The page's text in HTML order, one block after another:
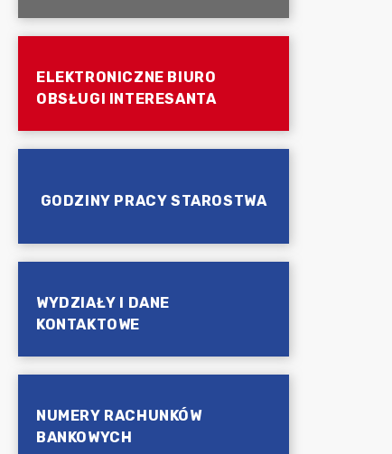
ELEKTRONICZNE BIURO
OBSŁUGI INTERESANTA
GODZINY PRACY STAROSTWA
WYDZIAŁY I DANE
KONTAKTOWE
NUMERY RACHUNKÓW
BANKOWYCH